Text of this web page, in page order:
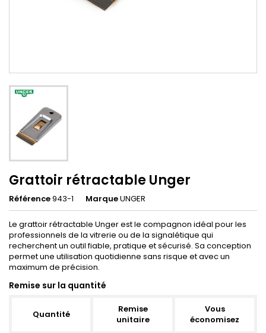
Grattoir rétractable Unger
Référence943-1 MarqueUNGER
Le grattoir rétractable Unger est le compagnon idéal pour les
professionnels de la vitrerie ou de la signalétique qui
recherchent un outil fiable, pratique et sécurisé. Sa conception
permet une utilisation quotidienne sans risque et avec un
maximum de précision.
Remise sur la quantité
Quantité
Remise
unitaire
Vous
économisez